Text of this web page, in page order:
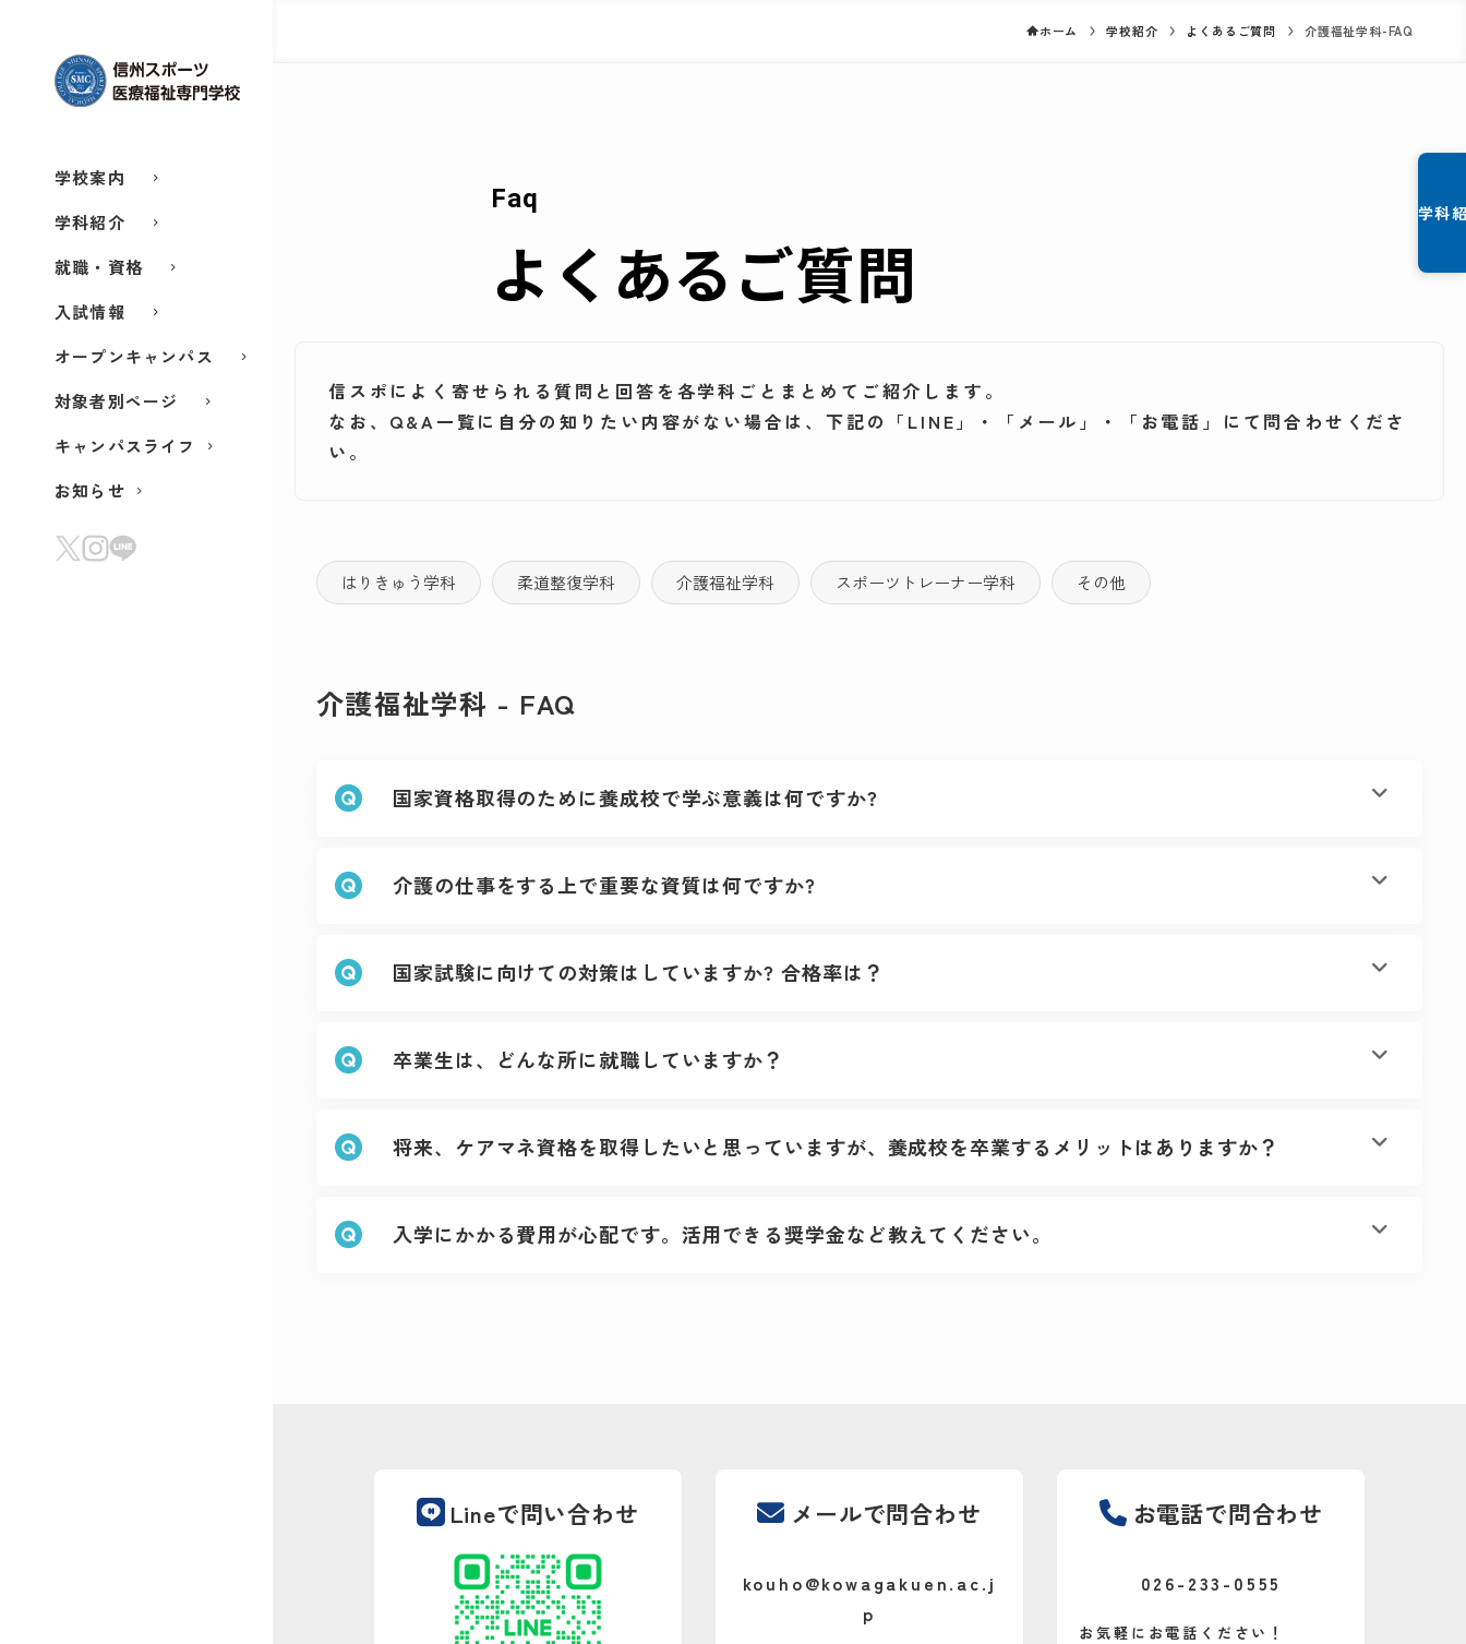
学校案内
学科紹介
就職・資格
入試情報
オープンキャンパス
対象者別ページ
キャンパスライフ
お知らせ
学科
ホーム 学校紹介 よくあるご質問 介護福祉学科-FAQ
Faq
よくあるご質問
信スポによく寄せられる質問と回答を各学科ごとまとめてご紹介します。
なお、Q&A一覧に自分の知りたい内容がない場合は、下記の「LINE」・「メール」・「お電話」にて問合わせくださ
い。
はりきゅう学科 柔道整復学科 介護福祉学科 スポーツトレーナー学科 その他
介護福祉学科 - FAQ
国家資格取得のために養成校で学ぶ意義は何ですか?
介護の仕事をする上で重要な資質は何ですか?
国家試験に向けての対策はしていますか? 合格率は？
卒業生は、どんな所に就職していますか？
将来、ケアマネ資格を取得したいと思っていますが、養成校を卒業するメリットはありますか？
入学にかかる費用が心配です。活用できる奨学金など教えてください。
Lineで問い合わせ メールで問合わせ
kouho@kowagakuen.ac.j
p
お電話で問合わせ
026-233-0555
お気軽にお電話ください！